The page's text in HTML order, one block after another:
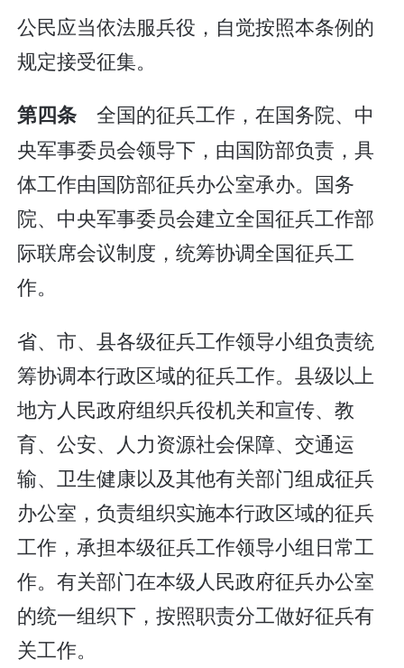
公民应当依法服兵役，自觉按照本条例的
规定接受征集。
第四条 全国的征兵工作，在国务院、中
央军事委员会领导下，由国防部负责，具
体工作由国防部征兵办公室承办。国务
院、中央军事委员会建立全国征兵工作部
际联席会议制度，统筹协调全国征兵工
作。
省、市、县各级征兵工作领导小组负责统
筹协调本行政区域的征兵工作。县级以上
地方人民政府组织兵役机关和宣传、教
育、公安、人力资源社会保障、交通运
输、卫生健康以及其他有关部门组成征兵
办公室，负责组织实施本行政区域的征兵
工作，承担本级征兵工作领导小组日常工
作。有关部门在本级人民政府征兵办公室
的统一组织下，按照职责分工做好征兵有
关工作。